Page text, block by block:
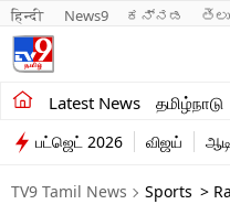
हिन्दी News9 ಕನ್ನಡ
Latest News தமிழ்நாடு
சமீபத்திய செய்திகள்
தமிழ்நாடு
இந்தியா
பட்ஜெட் 2026 விஜய்
TV9 Tamil News Sports >